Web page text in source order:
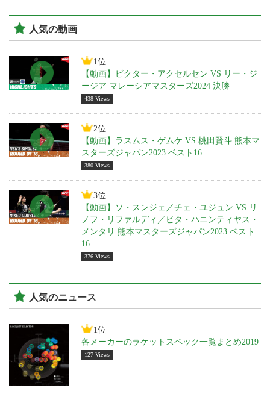
人気の動画
1位
【動画】ビクター・アクセルセン VS リー・ジ
ージア マレーシアマスターズ2024 決勝
438 Views
2位
【動画】ラスムス・ゲムケ VS 桃田賢斗 熊本マ
スターズジャパン2023 ベスト16
380 Views
3位
【動画】ソ・スンジェ／チェ・ユジュン VS リ
ノフ・リファルディ／ピタ・ハニンティヤス・
メンタリ 熊本マスターズジャパン2023 ベスト
16
376 Views
人気のニュース
1位
各メーカーのラケットスペック一覧まとめ2019
127 Views